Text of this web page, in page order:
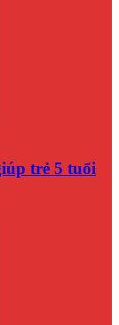
trẻ 5 tuổi